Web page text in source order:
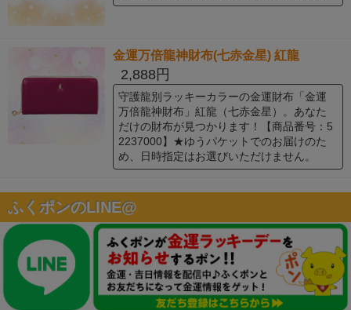
金運万倍龍神財布(七赤金星) 紅龍
2,888円
守護龍別ラッキーカラーの金運財布「金運
万倍龍神財布」紅龍（七赤金星）。あなた
だけの財布が見つかります！【商品番号：5
2237000】★ゆうパケットでのお届けのた
め、日時指定はお選びいただけません。
ふくポンのLINE@